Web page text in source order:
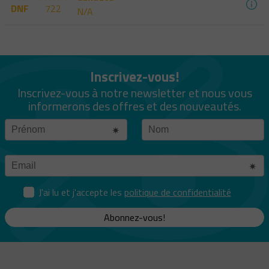
DNF 722
N/A
Inscrivez-vous!
Inscrivez-vous à notre newsletter et nous vous
informerons des offres et des nouveautés.
J'ai lu et j'accepte les politique de confidentialité
Abonnez-vous!